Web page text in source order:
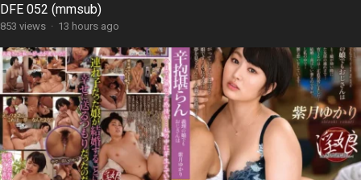
DFE 052 (mmsub)
853 views · 13 hours ago